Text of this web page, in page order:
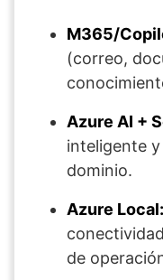
M365/
(correo,
Azure AI +
inteligente
dominio.
Azure Local:
de